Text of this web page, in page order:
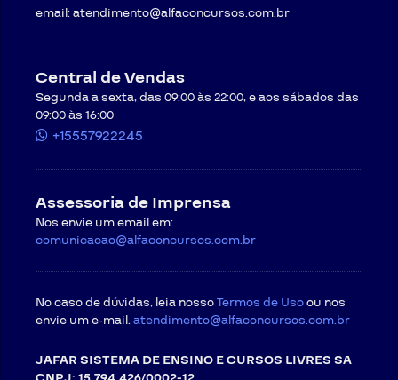
email:atendimento@alfaconcursos.com.br
Central de Vendas
Segunda a sexta, das 09:00 às 22:00, e aos sábados das
09:00 às 16:00
+15557922245
Assessoria de Imprensa
Nos envie um email em:
comunicacao@alfaconcursos.com.br
No caso de dúvidas, leia nossoTermos de Usoou nos
envie um e-mail.atendimento@alfaconcursos.com.br
JAFAR SISTEMA DE ENSINO E CURSOS LIVRES SA